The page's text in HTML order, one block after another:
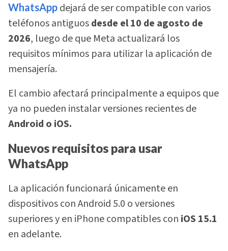
WhatsApp dejará de ser compatible con varios
teléfonos antiguosdesde el 10 de agosto de
2026, luego de que Meta actualizará los
requisitos mínimos para utilizar la aplicación de
mensajería.
El cambio afectará principalmente a equipos que
ya no pueden instalar versiones recientes de
Android o iOS.
Nuevos requisitos para usar
WhatsApp
La aplicación funcionará únicamente en
dispositivos con Android 5.0 o versiones
superiores y en iPhone compatibles con iOS 15.1
en adelante.